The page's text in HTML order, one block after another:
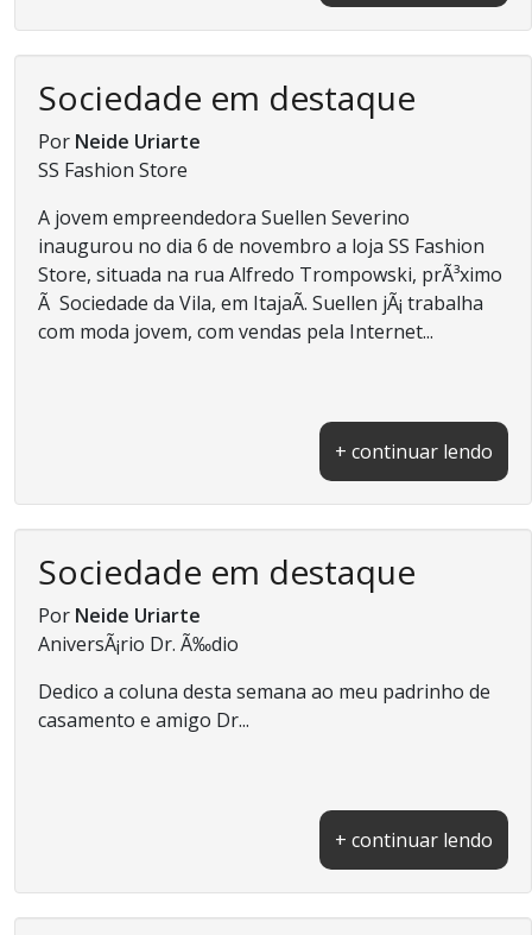
Sociedade em destaque
Por Neide Uriarte
SS Fashion Store
A jovem empreendedora Suellen Severino
inaugurou no dia 6 de novembro a loja SS Fashion
Store, situada na rua Alfredo Trompowski, prÃ³ximo
Ã Sociedade da Vila, em ItajaÃ­. Suellen jÃ¡ trabalha
com moda jovem, com vendas pela Internet...
+ continuar lendo
Sociedade em destaque
Por Neide Uriarte
AniversÃ¡rio Dr. Ã‰dio
Dedico a coluna desta semana ao meu padrinho de
casamento e amigo Dr...
+ continuar lendo